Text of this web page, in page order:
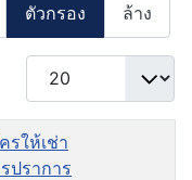
ตัวกรอง ล้าง
แสดง #
รให้เช่า
ปราการ